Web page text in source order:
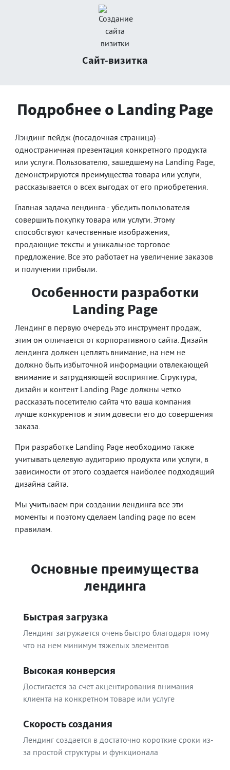
Сайт-визитка
Подробнее о Landing Page
Лэндинг пейдж (посадочная страница) -
одностраничная презентация конкретного продукта
или услуги. Пользователю, зашедшему на Landing Page,
демонстрируются преимущества товара или услуги,
рассказывается о всех выгодах от его приобретения.
Главная задача лендинга - убедить пользователя
совершить покупку товара или услуги. Этому
способствуют качественные изображения,
продающие тексты и уникальное торговое
предложение. Все это работает на увеличение заказов
и получении прибыли.
Особенности разработки
Landing Page
Лендинг в первую очередь это инструмент продаж,
этим он отличается от корпоративного сайта. Дизайн
лендинга должен цеплять внимание, на нем не
должно быть избыточной информации отвлекающей
внимание и затрудняющей восприятие. Структура,
дизайн и контент Landing Page должны четко
рассказать посетителю сайта что ваша компания
лучше конкурентов и этим довести его до совершения
заказа.
При разработке Landing Page необходимо также
учитывать целевую аудиторию продукта или услуги, в
зависимости от этого создается наиболее подходящий
дизайна сайта.
Мы учитываем при создании лендинга все эти
моменты и поэтому сделаем landing page по всем
правилам.
Основные преимущества
лендинга
Быстрая загрузка
Лендинг загружается очень быстро благодаря тому
что на нем минимум тяжелых элементов
Высокая конверсия
Достигается за счет акцентирования внимания
клиента на конкретном товаре или услуге
Скорость создания
Лендинг создается в достаточно короткие сроки из-
за простой структуры и функционала